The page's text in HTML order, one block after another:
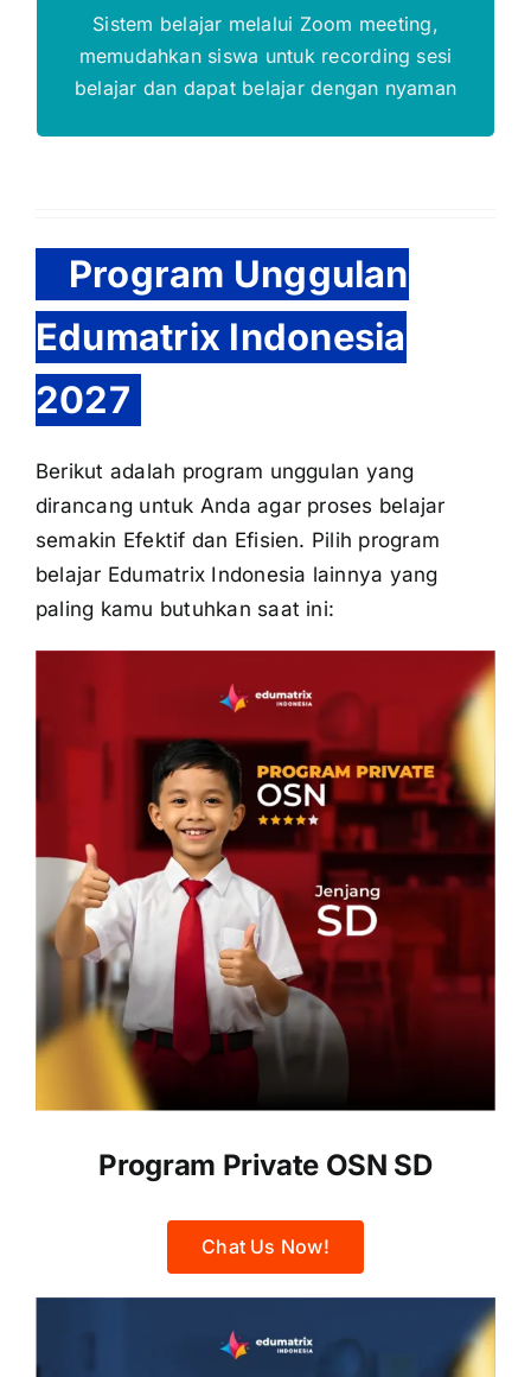
Sistem belajar melalui Zoom meeting,
memudahkan siswa untuk recording sesi
belajar dan dapat belajar dengan nyaman
DAFTAR SEKARANG
Program Unggulan
Edumatrix Indonesia
2027
Berikut adalah program unggulan yang
dirancang untuk Anda agar proses belajar
semakin Efektif dan Efisien. Pilih program
belajar Edumatrix Indonesia lainnya yang
paling kamu butuhkan saat ini:
Program Private OSN SD
Chat Us Now!